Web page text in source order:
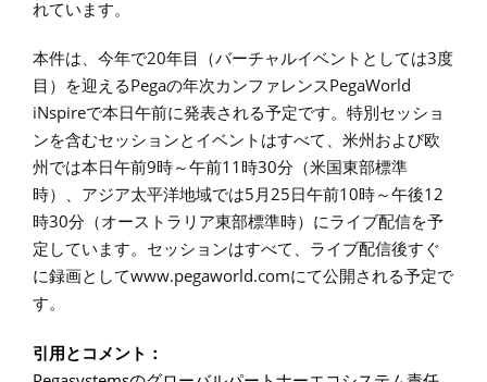
れています。
本件は、今年で20年目（バーチャルイベントとしては3度
目）を迎えるPegaの年次カンファレンスPegaWorld
iNspireで本日午前に発表される予定です。特別セッショ
ンを含むセッションとイベントはすべて、米州および欧
州では本日午前9時～午前11 時30分（米国東部標準
時）、アジア太平洋地域では5月 25 日午前10時～午後12
時30分（オーストラリア東部標準時）にライブ配信を予
定しています。セッションはすべて、ライブ配信後すぐ
に録画としてwww.pegaworld.comにて公開される予定で
す。
引用とコメント：